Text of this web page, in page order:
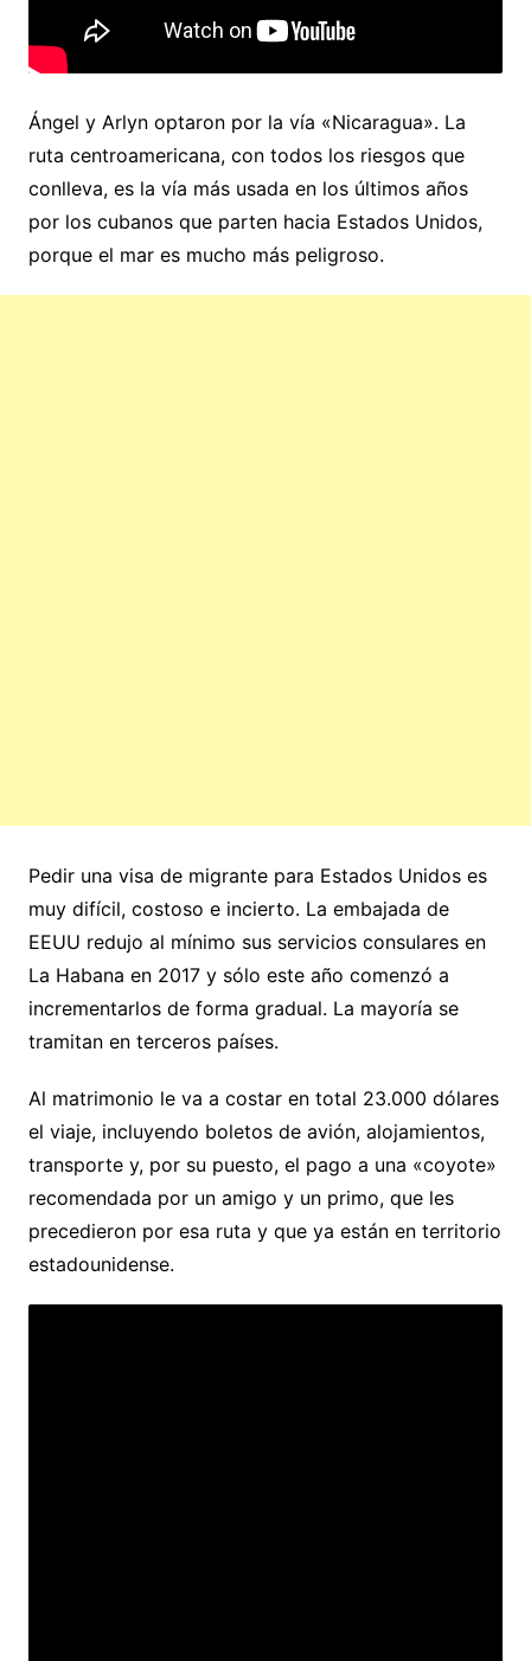
Ángel y Arlyn optaron por la vía «Nicaragua». La
ruta centroamericana, con todos los riesgos que
conlleva, es la vía más usada en los últimos años
por los cubanos que parten hacia Estados Unidos,
porque el mar es mucho más peligroso.
Pedir una visa de migrante para Estados Unidos es
muy difícil, costoso e incierto. La embajada de
EEUU redujo al mínimo sus servicios consulares en
La Habana en 2017 y sólo este año comenzó a
incrementarlos de forma gradual. La mayoría se
tramitan en terceros países.
Al matrimonio le va a costar en total 23.000 dólares
el viaje, incluyendo boletos de avión, alojamientos,
transporte y, por su puesto, el pago a una «coyote»
recomendada por un amigo y un primo, que les
precedieron por esa ruta y que ya están en territorio
estadounidense.